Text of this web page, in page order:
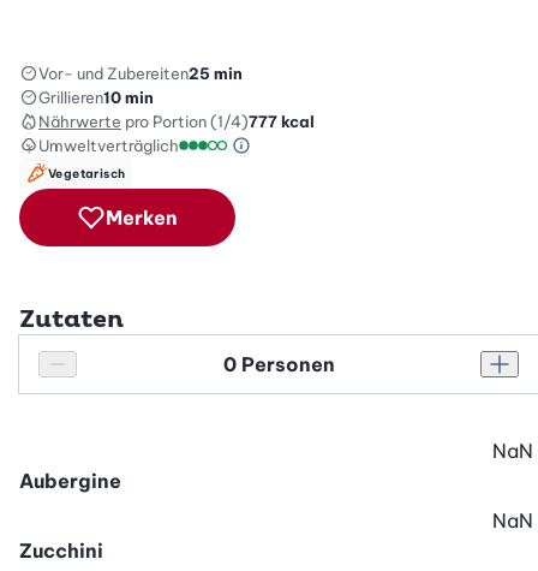
Vor- und Zubereiten25 min
Grillieren10 min
Nährwerte pro Portion (1/4)777kcal
Umweltverträglich
Green Betty Skala Info
Vegetarisch
Merken
Zutaten
Personenanzahl verringern
Personenanzahl
Aubergine
NaN
Zucchini
NaN